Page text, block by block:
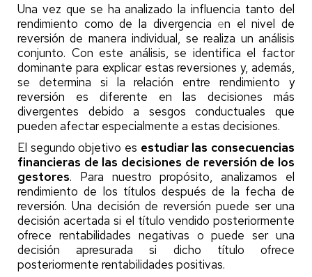
Una vez que se ha analizado la influencia tanto del
rendimiento como de la divergencia en el nivel de
reversión de manera individual, se realiza un análisis
conjunto. Con este análisis, se identifica el factor
dominante para explicar estas reversiones y, además,
se determina si la relación entre rendimiento y
reversión es diferente en las decisiones más
divergentes debido a sesgos conductuales que
pueden afectar especialmente a estas decisiones.
El segundo objetivo es estudiar las consecuencias
financieras de las decisiones de reversión de los
gestores. Para nuestro propósito, analizamos el
rendimiento de los títulos después de la fecha de
reversión. Una decisión de reversión puede ser una
decisión acertada si el título vendido posteriormente
ofrece rentabilidades negativas o puede ser una
decisión apresurada si dicho título ofrece
posteriormente rentabilidades positivas.